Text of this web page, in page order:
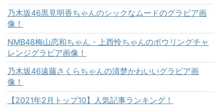
乃木坂46黒見明香ちゃんのシックなムードのグラビア画
像！
NMB48梅山恋和ちゃん・上西怜ちゃんのボウリングチャ
レンジグラビア画像！
乃木坂46遠藤さくらちゃんの清楚かわいいグラビア画
像！
【2021年2月トップ10】人気記事ランキング！